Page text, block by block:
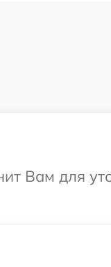
Вам для